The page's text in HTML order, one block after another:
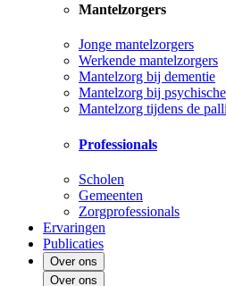
Mantelzorgers
Jonge mantelzorgers
Werkende mantelzorgers
Mantelzorg bij dementie
Mantelzorg bij
Mantelzorg tijdens de
Professionals
Scholen
Gemeenten
Zorgprofessionals
Ervaringen
Publicaties
Over ons
Over ons